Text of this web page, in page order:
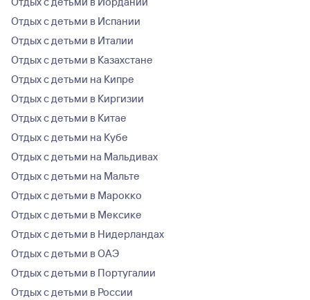
Отдых с детьми в Испании
Отдых с детьми в Италии
Отдых с детьми в Казахстане
Отдых с детьми на Кипре
Отдых с детьми в Киргизии
Отдых с детьми в Китае
Отдых с детьми на Кубе
Отдых с детьми на Мальдивах
Отдых с детьми на Мальте
Отдых с детьми в Марокко
Отдых с детьми в Мексике
Отдых с детьми в Нидерландах
Отдых с детьми в ОАЭ
Отдых с детьми в Португалии
Отдых с детьми в России